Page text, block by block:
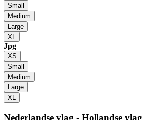
Small
Medium
Large
XL
Jpg
XS
Small
Medium
Large
XL
Nederlandse vlag - Hollandse vlag